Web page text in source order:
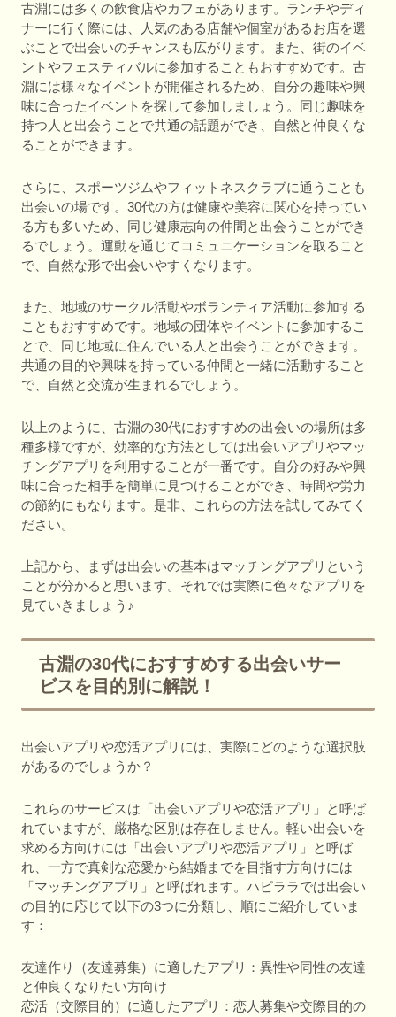
古淵には多くの飲食店やカフェがあります。ランチやディ
ナーに行く際には、人気のある店舗や個室があるお店を選
ぶことで出会いのチャンスも広がります。また、街のイベ
ントやフェスティバルに参加することもおすすめです。古
淵には様々なイベントが開催されるため、自分の趣味や興
味に合ったイベントを探して参加しましょう。同じ趣味を
持つ人と出会うことで共通の話題ができ、自然と仲良くな
ることができます。
さらに、スポーツジムやフィットネスクラブに通うことも
出会いの場です。30代の方は健康や美容に関心を持ってい
る方も多いため、同じ健康志向の仲間と出会うことができ
るでしょう。運動を通じてコミュニケーションを取ること
で、自然な形で出会いやすくなります。
また、地域のサークル活動やボランティア活動に参加する
こともおすすめです。地域の団体やイベントに参加するこ
とで、同じ地域に住んでいる人と出会うことができます。
共通の目的や興味を持っている仲間と一緒に活動すること
で、自然と交流が生まれるでしょう。
以上のように、古淵の30代におすすめの出会いの場所は多
種多様ですが、効率的な方法としては出会いアプリやマッ
チングアプリを利用することが一番です。自分の好みや興
味に合った相手を簡単に見つけることができ、時間や労力
の節約にもなります。是非、これらの方法を試してみてく
ださい。
上記から、まずは出会いの基本はマッチングアプリという
ことが分かると思います。それでは実際に色々なアプリを
見ていきましょう♪
古淵の30代におすすめする出会いサー
ビスを目的別に解説！
出会いアプリや恋活アプリには、実際にどのような選択肢
があるのでしょうか？
これらのサービスは「出会いアプリや恋活アプリ」と呼ば
れていますが、厳格な区別は存在しません。軽い出会いを
求める方向けには「出会いアプリや恋活アプリ」と呼ば
れ、一方で真剣な恋愛から結婚までを目指す方向けには
「マッチングアプリ」と呼ばれます。ハピララでは出会い
の目的に応じて以下の3つに分類し、順にご紹介していま
す：
友達作り（友達募集）に適したアプリ：異性や同性の友達
と仲良くなりたい方向け
恋活（交際目的）に適したアプリ：恋人募集や交際目的の